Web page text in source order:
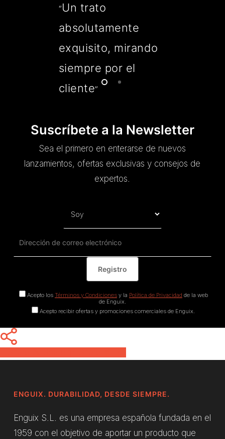
“Un trato
absolutamente
exquisito, mirando
siempre por el
cliente”
Suscríbete a la Newsletter
Sea el primero en enterarse de nuevos
lanzamientos, ofertas exclusivas y consejos de
expertos.
Acepto los Términos y Condicionesy la Política de Privacidad de la web
de Enguix.
Acepto recibir ofertas y promociones comerciales de Enguix.
ENGUIX. DURABILIDAD, DESDE SIEMPRE.
Enguix S.L. es una empresa española fundada en el
1959 con el objetivo de aportar un producto que